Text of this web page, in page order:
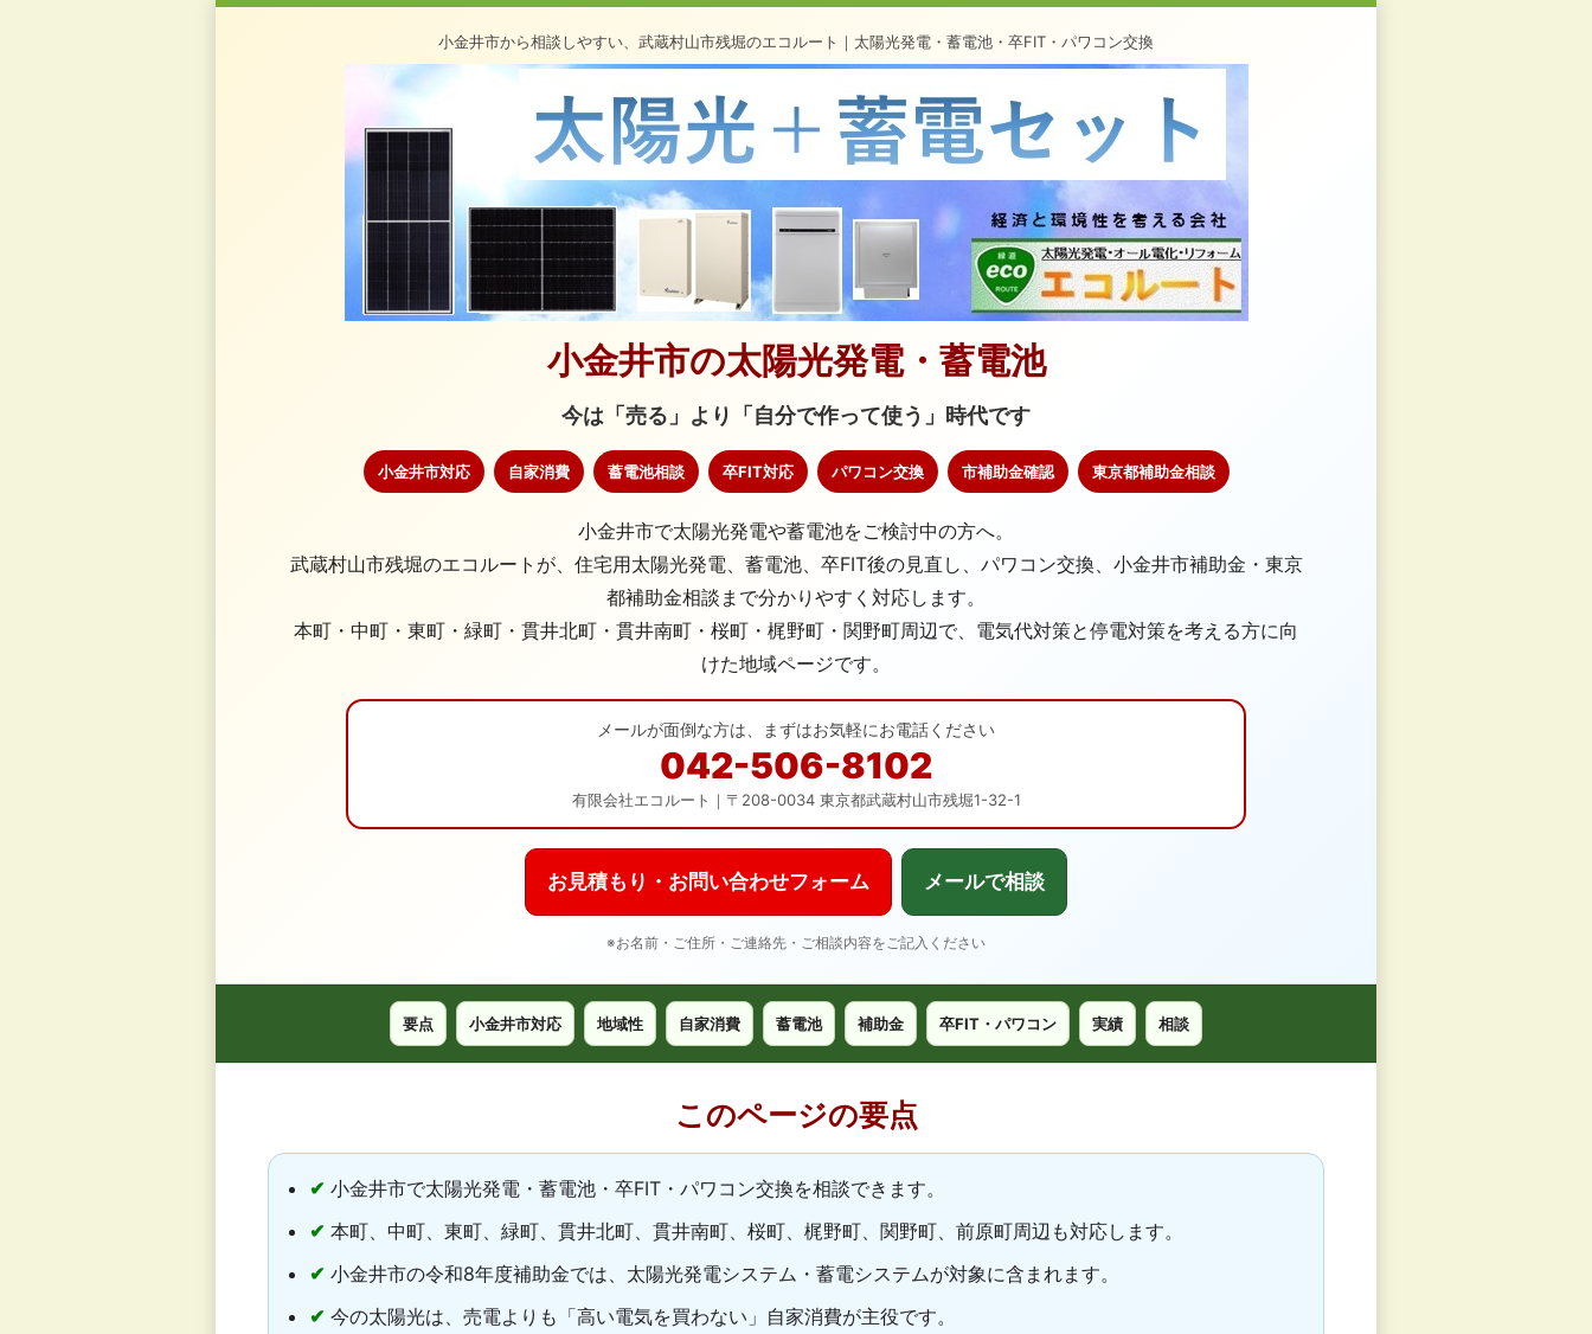
小金井市から相談しやすい、武蔵村山市残堀のエコルート｜太陽光発電・蓄電池・卒FIT・パワコン交換
小金井市の太陽光発電・蓄電池
今は「売る」より「自分で作って使う」時代です
小金井市対応 自家消費 蓄電池相談 卒FIT対応 パワコン交換 市補助金確認 東京都補助金相談
小金井市で太陽光発電や蓄電池をご検討中の方へ。
武蔵村山市残堀のエコルートが、住宅用太陽光発電、蓄電池、卒FIT後の見直し、パワコン交換、小金井市補助金・東京
都補助金相談まで分かりやすく対応します。
本町・中町・東町・緑町・貫井北町・貫井南町・桜町・梶野町・関野町周辺で、電気代対策と停電対策を考える方に向
けた地域ページです。
メールが面倒な方は、まずはお気軽にお電話ください
042-506-8102
有限会社エコルート｜〒208-0034 東京都武蔵村山市残堀1-32-1
お見積もり・お問い合わせフォーム メールで相談
※お名前・ご住所・ご連絡先・ご相談内容をご記入ください
要点 小金井市対応 地域性 自家消費 蓄電池 補助金 卒FIT・パワコン 実績 相談
このページの要点
✔ 小金井市で太陽光発電・蓄電池・卒FIT・パワコン交換を相談できます。
✔ 本町、中町、東町、緑町、貫井北町、貫井南町、桜町、梶野町、関野町、前原町周辺も対応します。
✔ 小金井市の令和8年度補助金では、太陽光発電システム・蓄電システムが対象に含まれます。
✔ 今の太陽光は、売電よりも「高い電気を買わない」自家消費が主役です。